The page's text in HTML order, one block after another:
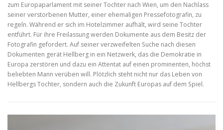
zum Europaparlament mit seiner Tochter nach Wien, um den Nachlass
seiner verstorbenen Mutter, einer ehemaligen Pressefotografin, zu
regeln. Während er sich im Hotelzimmer aufhält, wird seine Tochter
entführt. Für ihre Freilassung werden Dokumente aus dem Besitz der
Fotografin gefordert. Auf seiner verzweifelten Suche nach diesen
Dokumenten gerät Hellberg in ein Netzwerk, das die Demokratie in
Europa zerstören und dazu ein Attentat auf einen prominenten, höchst
beliebten Mann verüben will. Plötzlich steht nicht nur das Leben von
Hellbergs Tochter, sondern auch die Zukunft Europas auf dem Spiel.